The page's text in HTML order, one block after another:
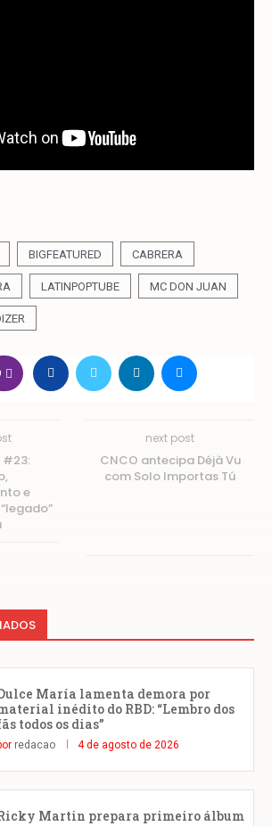
BIGFEATURED CABRERA
LATINPOPTUBE MC DON JUAN
#23:
e
next post
CNCO antecipa Déjà Vu
com Solo Importas Tú
María lamenta demora por
inédito do RBD: “Lembro dos
todos os dias”
redacao 4 de agosto de 2026
Martin prepara primeiro álbum